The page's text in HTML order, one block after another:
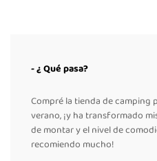
- ¿ Qué pasa?
Compré la tienda de camping
verano, ¡y ha transformado
de montar y el nivel de
recomiendo mucho!